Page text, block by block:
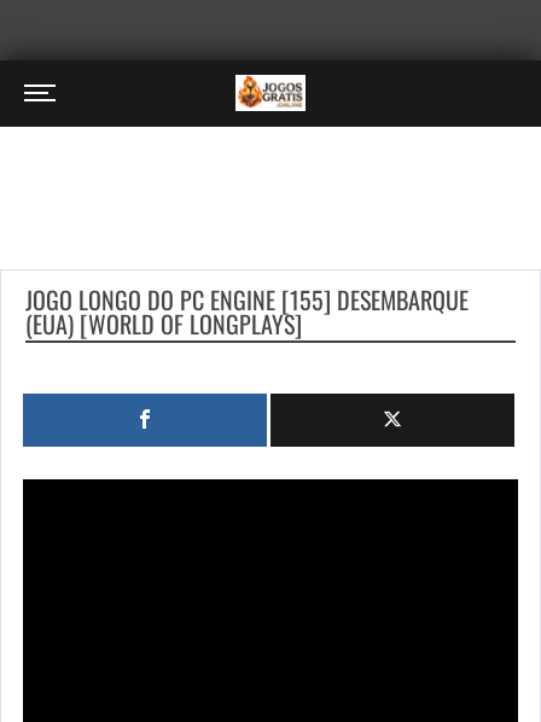
JOGO LONGO DO PC ENGINE [155] DESEMBARQUE
(EUA) [WORLD OF LONGPLAYS]